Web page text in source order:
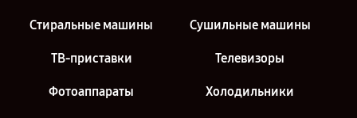
Стиральные машины Сушильные машины
ТВ-приставки Телевизоры
Фотоаппараты Холодильники